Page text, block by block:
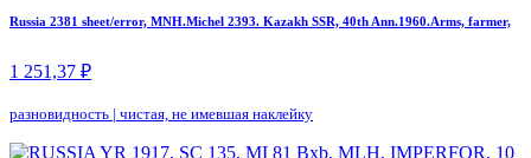
Russia 2381 sheet/error, MNH.Michel 2393. Kazakh SSR, 40th Ann.1960.Arms, farmer,
1 251,37 ₽
разновидность | чистая, не имевшая наклейку